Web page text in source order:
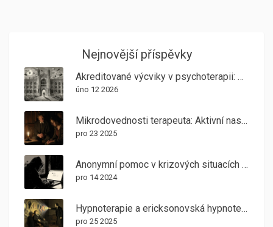
Nejnovější příspěvky
Akreditované výcviky v psychoterapii: Seznam a přehled hlavních škol v Česku
úno 12 2026
Mikrodovednosti terapeuta: Aktivní naslouchání, reflexe a normalizace
pro 23 2025
Anonymní pomoc v krizových situacích v ČR: Jak získat podporu bez odhalení identity
pro 14 2024
Hypnoterapie a ericksonovská hypnoterapie: Jak pracovat s nevědomím v terapii
pro 25 2025